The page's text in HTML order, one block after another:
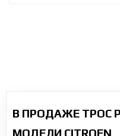
В ПРОДАЖЕ ТРОС
МОДЕЛИ CITROEN